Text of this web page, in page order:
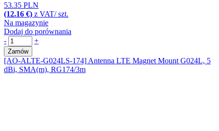
53.35 PLN
(12.16 €) z VAT/ szt.
Na magazynie
Dodaj do porównania
-
+
Zamów
[AO-ALTE-G024LS-174] Antenna LTE Magnet Mount G024L, 5
dBi, SMA(m), RG174/3m